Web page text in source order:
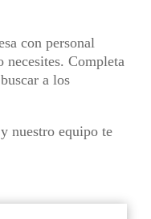
con personal
necesites. Completa
a los
nuestro equipo te